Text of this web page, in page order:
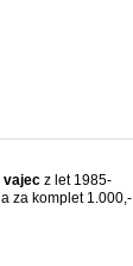
vajec z let 1985-
za komplet 1.000,-